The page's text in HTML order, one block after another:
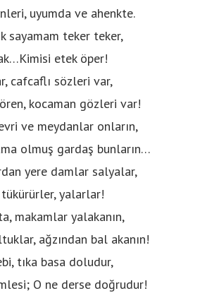
uyumda ve ahenkte.
sayamam teker teker,
etek öper!
cafcaflı sözleri var,
kocaman gözleri var!
ve meydanlar onların,
olmuş gardaş bunların…
yere damlar salyalar,
yalarlar!
makamlar yalakanın,
ağzından bal akanın!
tıka basa doludur,
O ne derse doğrudur!